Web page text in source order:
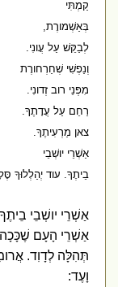
קַמְתִּי
בְּאַשְׁמורֶת,
לְבַקֵּשׁ עַל עֲונִי.
וְנַפְשִׁי שְׁחַרְחורֶת
מִפְּנֵי רוב זְדונִי.
רַחֵם עַל עֲדָתֶךָ.
צאן מַרְעִיתֶךָ.
אַשְׁרֵי יושְׁבֵי
בֵיתֶךָ. עוד יְהַלְלוּךָ
אַשְׁרֵי יושְׁבֵי
אַשְׁרֵי הָעָם שֶׁכָּכָה
תְּהִלָּה לְדָוִד.
וָעֶד: